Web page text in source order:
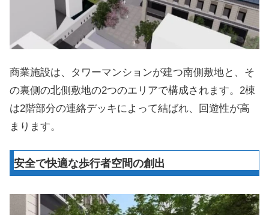
商業施設は、タワーマンションが建つ南側敷地と、そ
の裏側の北側敷地の2つのエリアで構成されます。2棟
は2階部分の連絡デッキによって結ばれ、回遊性が高
まります。
安全で快適な歩行者空間の創出